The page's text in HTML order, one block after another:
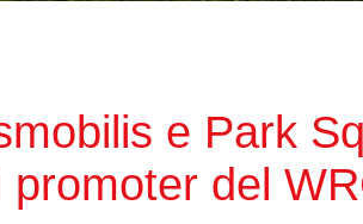
e Park
promoter del